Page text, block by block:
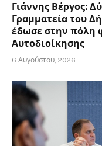
Γιάννης Βέργος:
Γραμματεία του
έδωσε στην πόλη
Αυτοδιοίκησης
6 Αυγούστου, 2026